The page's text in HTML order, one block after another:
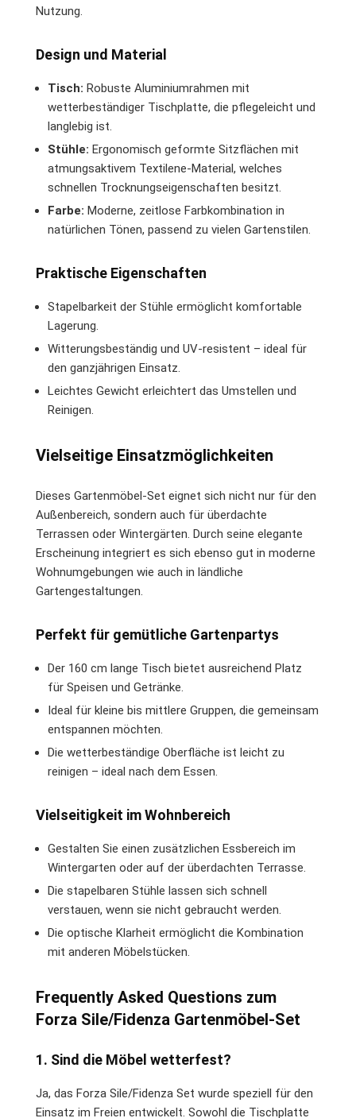
Nutzung.
Design und Material
Tisch: Robuste Aluminiumrahmen mit
wetterbeständiger Tischplatte, die pflegeleicht und
langlebig ist.
Stühle: Ergonomisch geformte Sitzflächen mit
atmungsaktivem Textilene-Material, welches
schnellen Trocknungseigenschaften besitzt.
Farbe: Moderne, zeitlose Farbkombination in
natürlichen Tönen, passend zu vielen Gartenstilen.
Praktische Eigenschaften
Stapelbarkeit der Stühle ermöglicht komfortable
Lagerung.
Witterungsbeständig und UV-resistent – ideal für
den ganzjährigen Einsatz.
Leichtes Gewicht erleichtert das Umstellen und
Reinigen.
Vielseitige Einsatzmöglichkeiten
Dieses Gartenmöbel-Set eignet sich nicht nur für den
Außenbereich, sondern auch für überdachte
Terrassen oder Wintergärten. Durch seine elegante
Erscheinung integriert es sich ebenso gut in moderne
Wohnumgebungen wie auch in ländliche
Gartengestaltungen.
Perfekt für gemütliche Gartenpartys
Der 160 cm lange Tisch bietet ausreichend Platz
für Speisen und Getränke.
Ideal für kleine bis mittlere Gruppen, die gemeinsam
entspannen möchten.
Die wetterbeständige Oberfläche ist leicht zu
reinigen – ideal nach dem Essen.
Vielseitigkeit im Wohnbereich
Gestalten Sie einen zusätzlichen Essbereich im
Wintergarten oder auf der überdachten Terrasse.
Die stapelbaren Stühle lassen sich schnell
verstauen, wenn sie nicht gebraucht werden.
Die optische Klarheit ermöglicht die Kombination
mit anderen Möbelstücken.
Frequently Asked Questions zum
Forza Sile/Fidenza Gartenmöbel-Set
1. Sind die Möbel wetterfest?
Ja, das Forza Sile/Fidenza Set wurde speziell für den
Einsatz im Freien entwickelt. Sowohl die Tischplatte